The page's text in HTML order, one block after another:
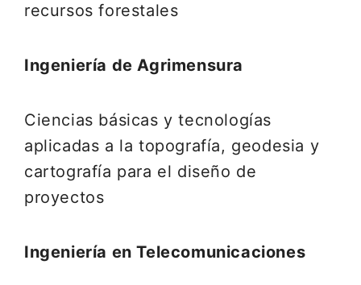
recursos forestales
Ingeniería de Agrimensura
Ciencias básicas y tecnologías
aplicadas a la topografía, geodesia y
cartografía para el diseño de
proyectos
Ingeniería en Telecomunicaciones